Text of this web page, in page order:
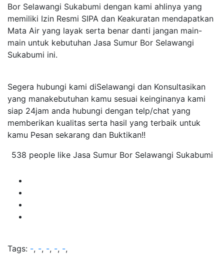
Bor Selawangi Sukabumi dengan kami ahlinya yang
memiliki Izin Resmi SIPA dan Keakuratan mendapatkan
Mata Air yang layak serta benar danti jangan main-
main untuk kebutuhan Jasa Sumur Bor Selawangi
Sukabumi ini.
Segera hubungi kami diSelawangi dan Konsultasikan
yang manakebutuhan kamu sesuai keinginanya kami
siap 24jam anda hubungi dengan telp/chat yang
memberikan kualitas serta hasil yang terbaik untuk
kamu Pesan sekarang dan Buktikan!!
538 people like Jasa Sumur Bor Selawangi Sukabumi
Tags: -, -, -, -, -,